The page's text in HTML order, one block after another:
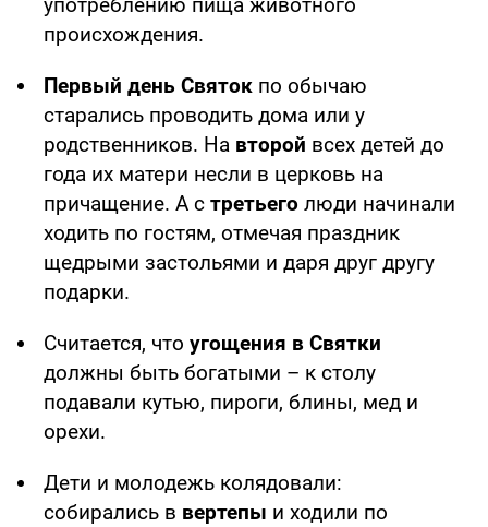
употреблению пища животного
происхождения.
Первый день Святок по обычаю
старались проводить дома или у
родственников. На второй всех детей до
года их матери несли в церковь на
причащение. А с третьего люди начинали
ходить по гостям, отмечая праздник
щедрыми застольями и даря друг другу
подарки.
Считается, что угощения в Святки
должны быть богатыми – к столу
подавали кутью, пироги, блины, мед и
орехи.
Дети и молодежь колядовали:
собирались в вертепы и ходили по